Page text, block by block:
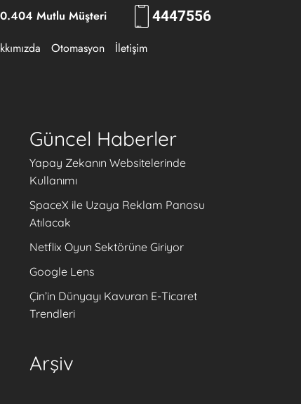
Mutlu Müşteri 444RKLM
Otomasyon İletişim
Güncel Haberler
Yapay Zekanın Websitelerinde
Kullanımı
SpaceX ile Uzaya Reklam Panosu
Atılacak
Netflix Oyun Sektörüne Giriyor
Google Lens
Çin’in Dünyayı Kavuran E-Ticaret
Trendleri
Arşiv